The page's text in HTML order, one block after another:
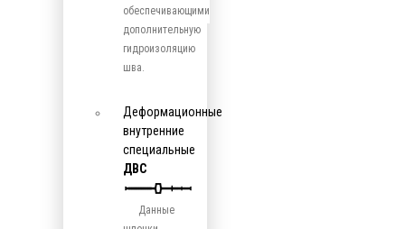
обеспечивающими
дополнительную
гидроизоляцию
шва.
Деформационные
внутренние
специальные
ДВС
Данные